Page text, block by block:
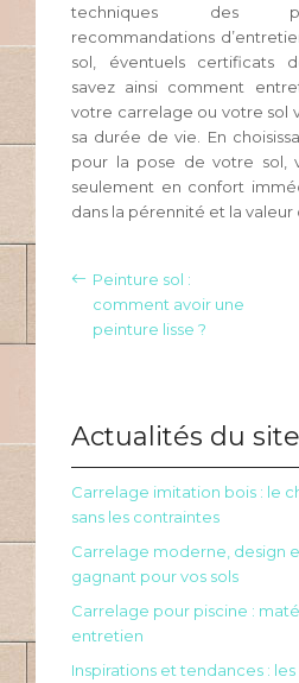
techniques des
recommandations
sol, éventuels certificats
savez ainsi comment
votre carrelage ou votre sol
sa durée de vie. En
pour la pose de votre sol,
seulement en confort
dans la pérennité et la valeur
Peinture sol :
comment avoir une
peinture lisse ?
Actualités du site
Carrelage imitation bois : le
sans les contraintes
Carrelage moderne, design
gagnant pour vos sols
Carrelage pour piscine :
entretien
Inspirations et tendances :